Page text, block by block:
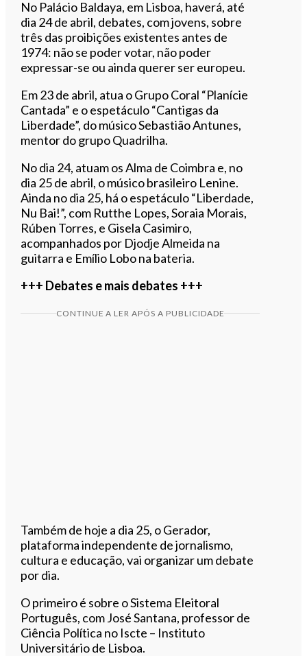
No Palácio Baldaya, em Lisboa, haverá, até
dia 24 de abril, debates, com jovens, sobre
três das proibições existentes antes de
1974: não se poder votar, não poder
expressar-se ou ainda querer ser europeu.
Em 23 de abril, atua o Grupo Coral “Planície
Cantada” e o espetáculo “Cantigas da
Liberdade”, do músico Sebastião Antunes,
mentor do grupo Quadrilha.
No dia 24, atuam os Alma de Coimbra e, no
dia 25 de abril, o músico brasileiro Lenine.
Ainda no dia 25, há o espetáculo “Liberdade,
Nu Bai!”, com Rutthe Lopes, Soraia Morais,
Rúben Torres, e Gisela Casimiro,
acompanhados por Djodje Almeida na
guitarra e Emílio Lobo na bateria.
+++ Debates e mais debates +++
CONTINUE A LER APÓS A PUBLICIDADE
Também de hoje a dia 25, o Gerador,
plataforma independente de jornalismo,
cultura e educação, vai organizar um debate
por dia.
O primeiro é sobre o Sistema Eleitoral
Português, com José Santana, professor de
Ciência Política no Iscte – Instituto
Universitário de Lisboa.